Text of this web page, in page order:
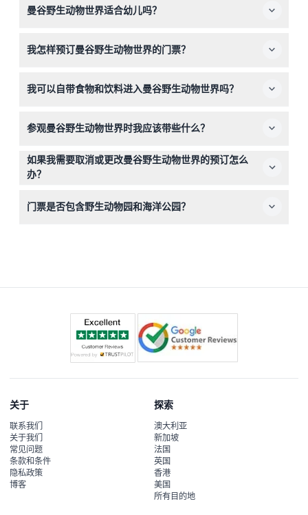
间为上午9:00至下午4:30，周末为上午9:00至下午
认）。
曼谷野生动物世界适合幼儿吗？
于99厘米的儿童免费入场。
我怎样预订曼谷野生动物世界的门票？
选择包括野生动物园入场及可选附加项目的各种套餐。
我可以自带食物和饮料进入曼谷野生动物世界吗？
饮选择，您可以在游览时购买餐点和零食。
参观曼谷野生动物世界时我应该带些什么？
请带上舒适的步行鞋、防晒用品如帽子和防晒霜，以及相机
以记录您的野生动物探险。
如果我需要取消或更改曼谷野生动物世界的预订怎么
办？
时查看详细的取消政策条款。
门票是否包含野生动物园和海洋公园？
关于
联系我们
关于我们
常见问题
条款和条件
隐私政策
博客
探索
澳大利亚
新加坡
法国
英国
香港
美国
所有目的地